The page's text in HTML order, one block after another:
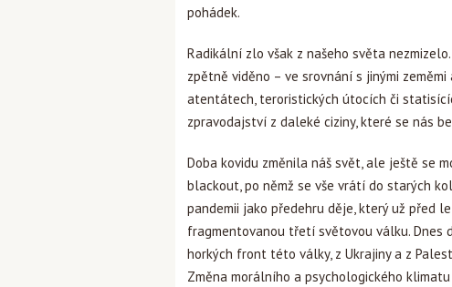
pohádek.
Radikální zlo však z našeho světa
zpětně viděno – ve srovnání s jinými
atentátech, teroristických útocích či
zpravodajství z daleké ciziny, které se nás
Doba kovidu změnila náš svět, ale ještě se
blackout, po němž se vše vrátí do starých
pandemii jako předehru děje, který už před
fragmentovanou třetí světovou válku. Dnes
horkých front této války, z Ukrajiny a z
Změna morálního a psychologického